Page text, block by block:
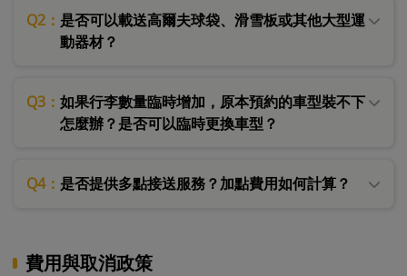
Q2： 是否可以載送高爾夫球袋、滑雪板或其他大型運
動器材？
Q3： 如果行李數量臨時增加，原本預約的車型裝不下
怎麼辦？是否可以臨時更換車型？
Q4： 是否提供多點接送服務？加點費用如何計算？
費用與取消政策